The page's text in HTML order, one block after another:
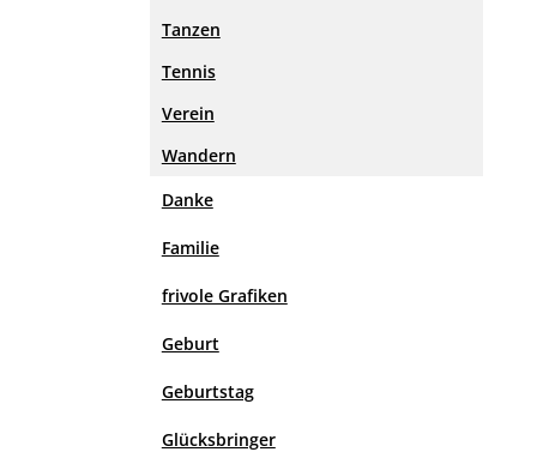
Tanzen
Tennis
Verein
Wandern
Danke
Familie
frivole Grafiken
Geburt
Geburtstag
Glücksbringer